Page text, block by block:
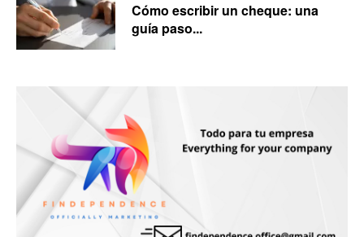
Cómo escribir un cheque: una
guía paso...